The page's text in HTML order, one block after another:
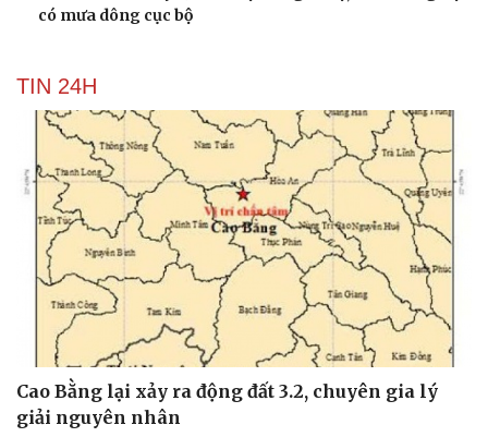
Thời tiết hôm nay 9/8: Bắc Bộ nắng nóng, chiều
Áp thấp nhiệt đới suy yếu, Vịnh Bắc Bộ vẫn có gió mạnh
Diễn biến mới nhất về áp thấp nhiệt đới trên biển Đông
Áp thấp nhiệt đới trên Biển Đông ít khả năng mạnh lên
thành bão
Thời tiết hôm nay 8/8: Hà Nội nắng 35 độ, Bắc Trung Bộ
có mưa dông cục bộ
TIN 24H